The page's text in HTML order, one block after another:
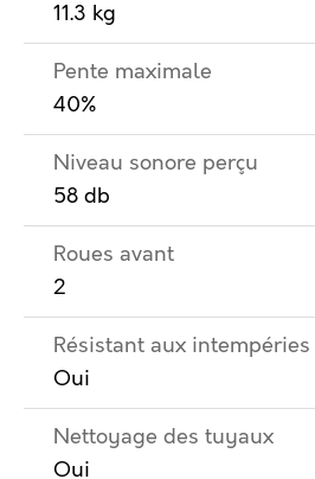
11.3 kg
Pente maximale
40%
Niveau sonore perçu
58 db
Roues avant
2
Résistant aux intempéries
Oui
Nettoyage des tuyaux
Oui